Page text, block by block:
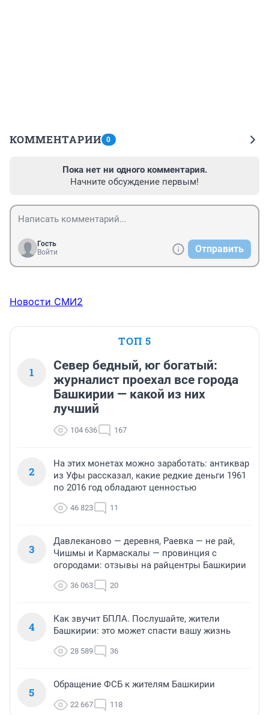
КОММЕНТАРИИ 0
Пока нет ни одного комментария.
Начните обсуждение первым!
Гость
Войти
Отправить
Новости СМИ2
ТОП 5
1
Север бедный, юг богатый:
журналист проехал все города
Башкирии — какой из них
лучший
104 636 167
2
На этих монетах можно заработать: антиквар
из Уфы рассказал, какие редкие деньги 1961
по 2016 год обладают ценностью
46 823 11
3
Давлеканово — деревня, Раевка — не рай,
Чишмы и Кармаскалы — провинция с
огородами: отзывы на райцентры Башкирии
36 063 20
4
Как звучит БПЛА. Послушайте, жители
Башкирии: это может спасти вашу жизнь
28 589 36
5
Обращение ФСБ к жителям Башкирии
22 667 118